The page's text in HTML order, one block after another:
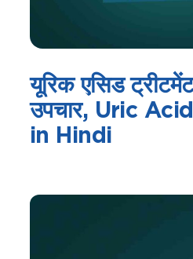
यूरिक एसिड
उपचार, Uric
in Hindi